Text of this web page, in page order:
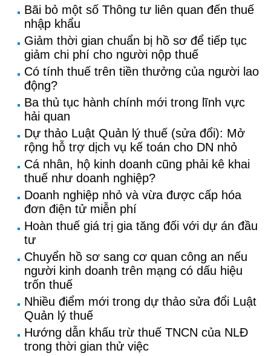
Bãi bỏ một số Thông tư liên quan đến thuế
nhập khẩu
Giảm thời gian chuẩn bị hồ sơ để tiếp tục
giảm chi phí cho người nộp thuế
Có tính thuế trên tiền thưởng của người lao
động?
Ba thủ tục hành chính mới trong lĩnh vực
hải quan
Dự thảo Luật Quản lý thuế (sửa đổi): Mở
rộng hỗ trợ dịch vụ kế toán cho DN nhỏ
Cá nhân, hộ kinh doanh cũng phải kê khai
thuế như doanh nghiệp?
Doanh nghiệp nhỏ và vừa được cấp hóa
đơn điện tử miễn phí
Hoàn thuế giá trị gia tăng đối với dự án đầu
tư
Chuyển hồ sơ sang cơ quan công an nếu
người kinh doanh trên mạng có dấu hiệu
trốn thuế
Nhiều điểm mới trong dự thảo sửa đổi Luật
Quản lý thuế
Hướng dẫn khấu trừ thuế TNCN của NLĐ
trong thời gian thử việc